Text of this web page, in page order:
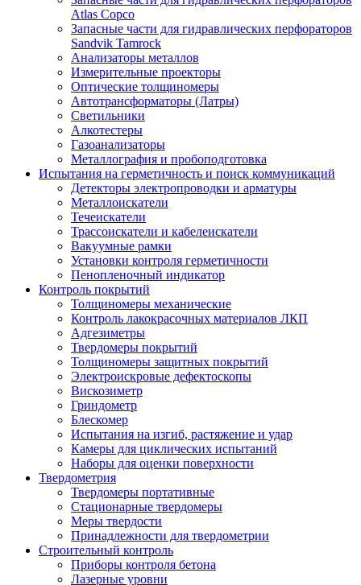
Atlas Copco
Запасные части для гидравлических перфораторов
Sandvik Tamrock
Анализаторы металлов
Измерительные проекторы
Оптические толщиномеры
Автотрансформаторы (Латры)
Светильники
Алкотестеры
Газоанализаторы
Металлография и пробоподготовка
Испытания на герметичность и поиск коммуникаций
Детекторы электропроводки и арматуры
Металлоискатели
Течеискатели
Трассоискатели и кабелеискатели
Вакуумные рамки
Установки контроля герметичности
Пенопленочный индикатор
Контроль покрытий
Толщиномеры механические
Контроль лакокрасочных материалов ЛКП
Адгезиметры
Твердомеры покрытий
Толщиномеры защитных покрытий
Электроискровые дефектоскопы
Вискозиметр
Гриндометр
Блескомер
Испытания на изгиб, растяжение и удар
Камеры для циклических испытаний
Наборы для оценки поверхности
Твердометрия
Твердомеры портативные
Стационарные твердомеры
Меры твердости
Принадлежности для твердометрии
Строительный контроль
Приборы контроля бетона
Лазерные уровни